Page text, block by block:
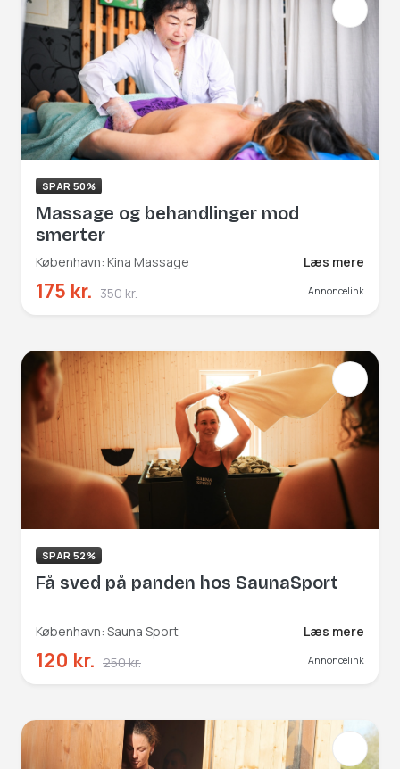
SPAR 50%
Massage og behandlinger mod
smerter
København: Kina Massage Læs mere
175 kr. 350 kr. Annoncelink
SPAR 52%
Få sved på panden hos SaunaSport
København: Sauna Sport Læs mere
120 kr. 250 kr. Annoncelink